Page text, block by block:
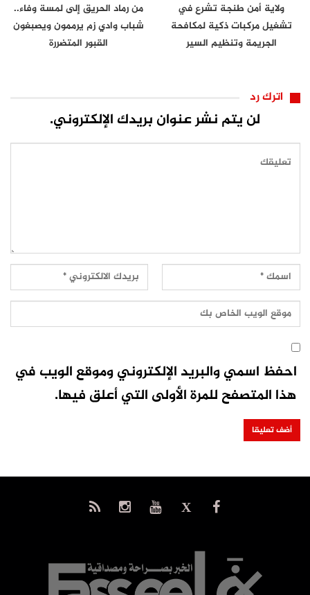
ولاية أمن طنجة تشرع في
تشغيل مركبات ذكية لمكافحة
الجريمة وتنظيم السير
من رماد الحريق إلى لمسة وفاء..
شباب وادي زم يرممون ويصبغون
القبور المتضررة
اترك رد
لن يتم نشر عنوان بريدك الإلكتروني.
احفظ اسمي والبريد الإلكتروني وموقع الويب في
هذا المتصفح للمرة الأولى التي أعلق فيها.